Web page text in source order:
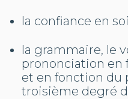
la confiance en soi
la grammaire, le
prononciation en
et en fonction du
troisième degré